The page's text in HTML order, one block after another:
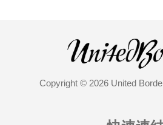
Copyright © 2026 United